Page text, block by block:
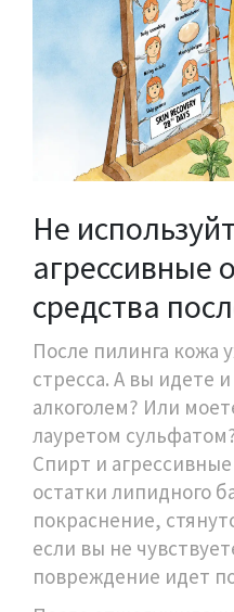
Не
средства
После пилинга кожа
стресса. А вы идете
алкоголем? Или
лауретом
Спирт и
остатки липидного
покраснение,
если вы не
повреждение идет